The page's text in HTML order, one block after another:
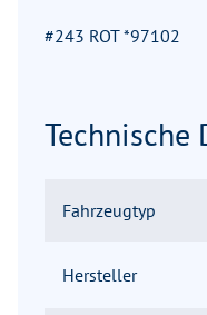
#243 ROT *97102
Technische
Fahrzeugtyp
Hersteller